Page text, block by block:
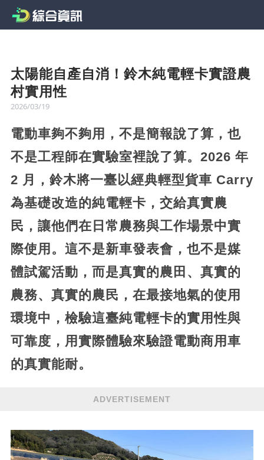
太陽能自產自消！鈴木純電輕卡實證農
村實用性
2026/03/19
電動車夠不夠用，不是簡報說了算，也
不是工程師在實驗室裡說了算。2026 年
2 月，鈴木將一臺以經典輕型貨車 Carry
為基礎改造的純電輕卡，交給真實農
民，讓他們在日常農務與工作場景中實
際使用。這不是新車發表會，也不是媒
體試駕活動，而是真實的農田、真實的
農務、真實的農民，在最接地氣的使用
環境中，檢驗這臺純電輕卡的實用性與
可靠度，用實際體驗來驗證電動商用車
的真實能耐。
ADVERTISEMENT